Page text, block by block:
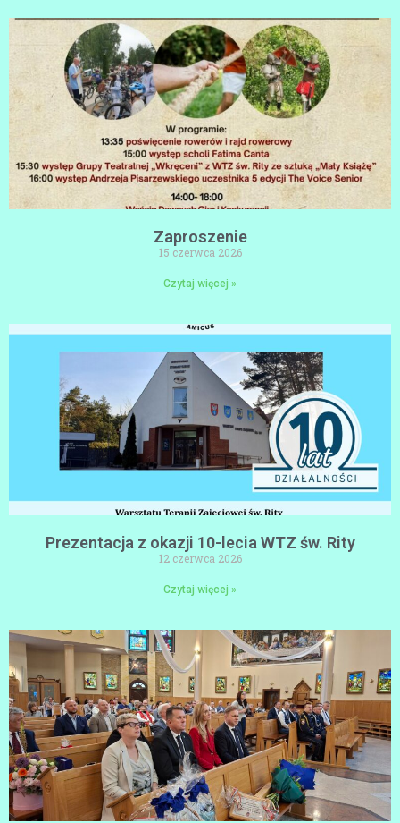
Zaproszenie
15 czerwca 2026
Czytaj więcej »
Prezentacja z okazji 10-lecia WTZ św. Rity
12 czerwca 2026
Czytaj więcej »